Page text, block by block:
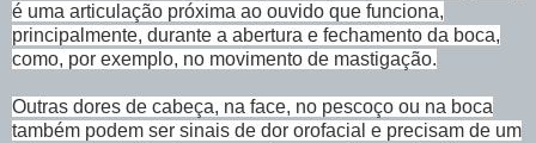
é uma articulação próxima ao ouvido que funciona,
principalmente, durante a abertura e fechamento da boca,
como, por exemplo, no movimento de mastigação.
Outras dores de cabeça, na face, no pescoço ou na boca
também podem ser sinais de dor orofacial e precisam de um